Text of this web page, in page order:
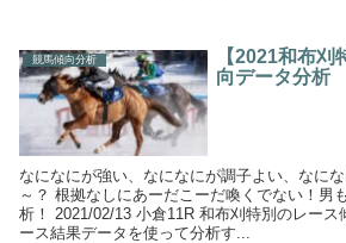
競馬傾向分析
【2021和布
向データ分析
なになにが強い、なになにが調子よい、なに
～？ 根拠なしにあーだこーだ喚くでない！男
析！ 2021/02/13 小倉11R 和布刈特別のレース
ース結果データを使って分析す...